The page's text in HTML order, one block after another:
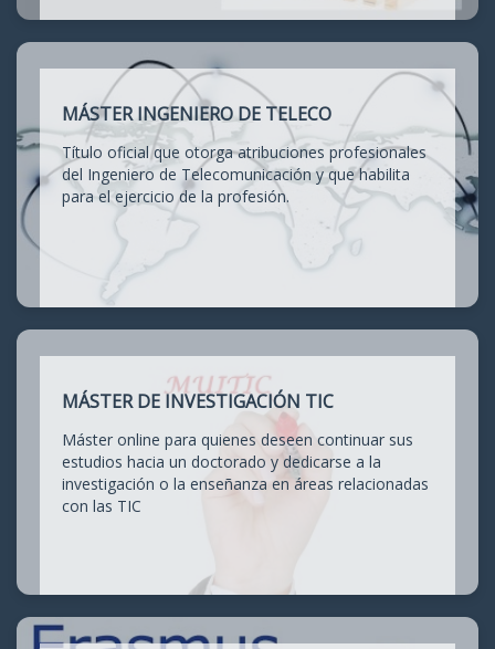
MÁSTER INGENIERO DE TELECO
Título oficial que otorga atribuciones profesionales
del Ingeniero de Telecomunicación y que habilita
para el ejercicio de la profesión.
MÁSTER DE INVESTIGACIÓN TIC
Máster online para quienes deseen continuar sus
estudios hacia un doctorado y dedicarse a la
investigación o la enseñanza en áreas relacionadas
con las TIC